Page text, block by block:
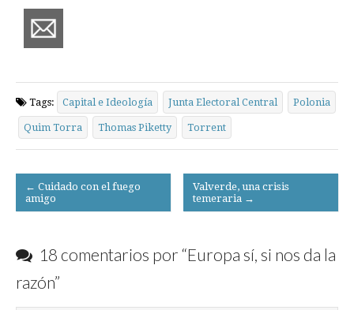
Tags: Capital e Ideología Junta Electoral Central Polonia
Quim Torra Thomas Piketty Torrent
Post
navigation
← Cuidado con el fuego
amigo
Valverde, una crisis
temeraria →
18 comentarios por “Europa sí, si nos da la
razón”